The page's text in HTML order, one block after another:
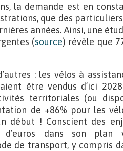
la demande est en
que des
années. Ainsi, une
(source) révèle que
: les vélos à
être vendus d’ici
territoriales (ou
de +86% pour les
début ! Conscient des
d’euros dans son plan
de transport, y compris